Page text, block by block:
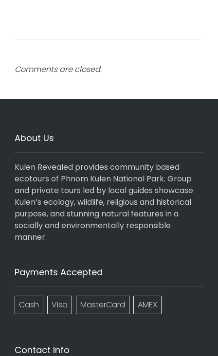
Comments are closed.
About Us
Kulen Revealed provides community based
ecotours of Phnom Kulen National Park. Group
and private tours led by local guides showcase
Kulen’s ecology, wildlife, religious and historical
purpose, and stunning natural features in a
socially and environmentally responsible
manner.
Payments Accepted
Cash Visa MasterCard AMEX
Contact Info